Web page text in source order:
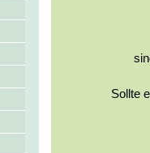
Sollte